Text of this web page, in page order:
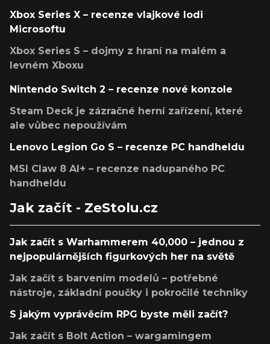
Xbox Series X – recenze vlajkové lodi
Microsoftu
Xbox Series S – dojmy z hraní na malém a
levném Xboxu
Nintendo Switch 2 – recenze nové konzole
Steam Deck je zázračné herní zařízení, které
ale vůbec nepoužívám
Lenovo Legion Go S – recenze PC handheldu
MSI Claw 8 AI+ – recenze nadupaného PC
handheldu
Jak začít - ZeStolu.cz
Jak začít s Warhammerem 40,000 – jednou z
nejpopulárnějších figurkových her na světě
Jak začít s barvením modelů – potřebné
nástroje, základní poučky i pokročilé techniky
S jakým vyprávěcím RPG byste měli začít?
Jak začít s Bolt Action – wargamingem